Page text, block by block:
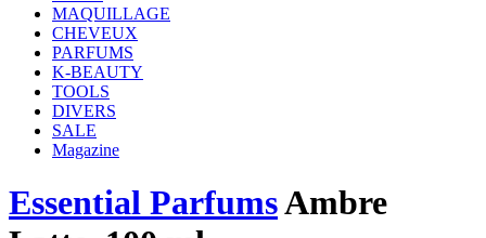
MAQUILLAGE
CHEVEUX
PARFUMS
K-BEAUTY
TOOLS
DIVERS
SALE
Magazine
Essential ParfumsAmbre